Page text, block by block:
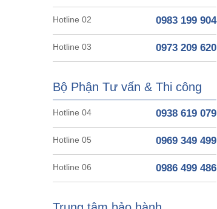
Hotline 02 0983 199 904
Hotline 03 0973 209 620
Bộ Phận Tư vấn & Thi công
Hotline 04 0938 619 079
Hotline 05 0969 349 499
Hotline 06 0986 499 486